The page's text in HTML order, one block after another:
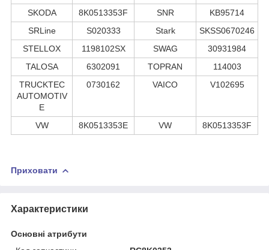
SKODA
8K0513353F SNR
KB95714
SRLine
S020333 Stark
SKSS0670246
STELLOX
1198102SX SWAG
30931984
TALOSA
6302091 TOPRAN
114003
TRUCKTEC
AUTOMOTIV
E
0730162 VAICO V102695
VW 8K0513353E VW 8K0513353F
Приховати
Характеристики
Основні атрибути